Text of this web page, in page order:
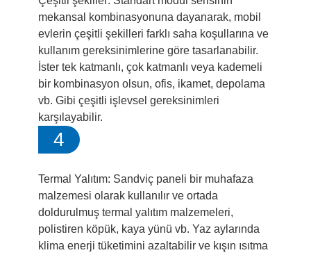
mekansal kombinasyonuna dayanarak, mobil
evlerin çeşitli şekilleri farklı saha koşullarına ve
kullanım gereksinimlerine göre tasarlanabilir.
İster tek katmanlı, çok katmanlı veya kademeli
bir kombinasyon olsun, ofis, ikamet, depolama
vb. Gibi çeşitli işlevsel gereksinimleri
karşılayabilir.
4
Termal Yalıtım: Sandviç paneli bir muhafaza
malzemesi olarak kullanılır ve ortada
doldurulmuş termal yalıtım malzemeleri,
polistiren köpük, kaya yünü vb. Yaz aylarında
klima enerji tüketimini azaltabilir ve kışın ısıtma